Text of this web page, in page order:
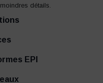
détails.
EPI